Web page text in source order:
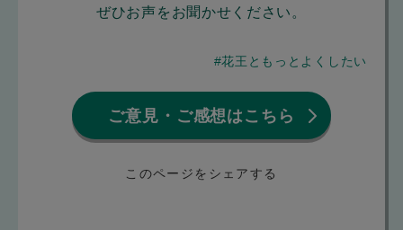
ぜひお声をお聞かせください。
#花王ともっとよくしたい
ご意見・ご感想はこちら
このページをシェアする